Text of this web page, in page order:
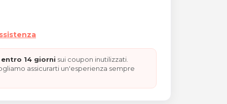
14 giorni sui coupon inutilizzati.
assicurarti un'esperienza sempre